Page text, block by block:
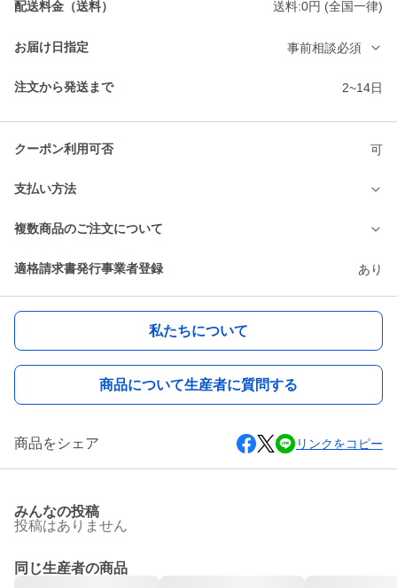
配送料金（送料） 送料:0円 (全国一律)
お届け日指定 事前相談必須
注文から発送まで 2~14日
クーポン利用可否 可
支払い方法
複数商品のご注文について
適格請求書発行事業者登録 あり
私たちについて
商品について生産者に質問する
商品をシェア リンクをコピー
みんなの投稿
投稿はありません
同じ生産者の商品